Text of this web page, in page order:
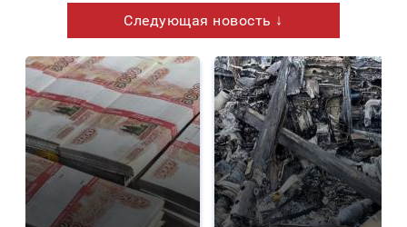
Следующая новость ↓